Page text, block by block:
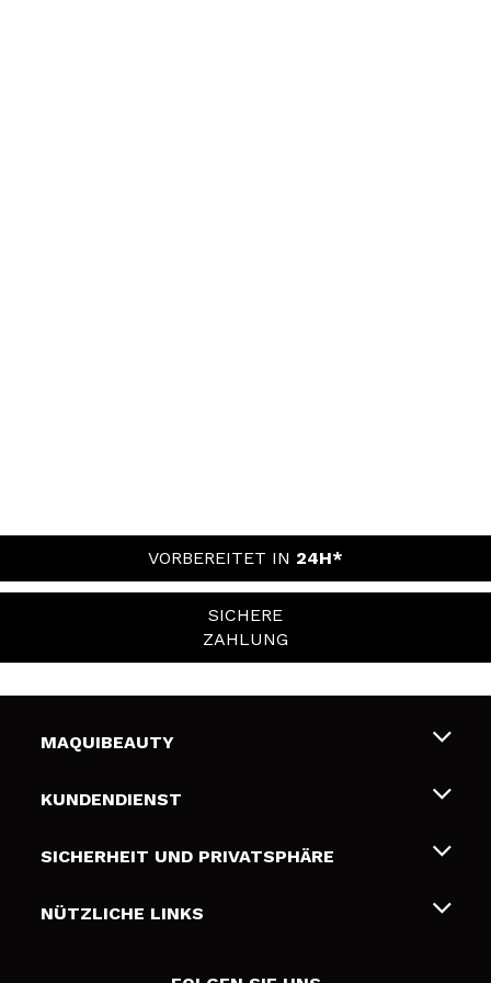
VORBEREITET IN 24H*
SICHERE
ZAHLUNG
MAQUIBEAUTY
Über uns
Geschenkkarten
KUNDENDIENST
Liefer- und Versandkosten
Zahlung
SICHERHEIT UND PRIVATSPHÄRE
Bedingungen und Datenschutz
NÜTZLICHE LINKS